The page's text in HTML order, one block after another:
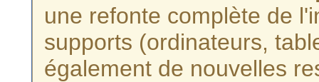
une refonte complète de
supports (ordinateurs,
également de nouvelles